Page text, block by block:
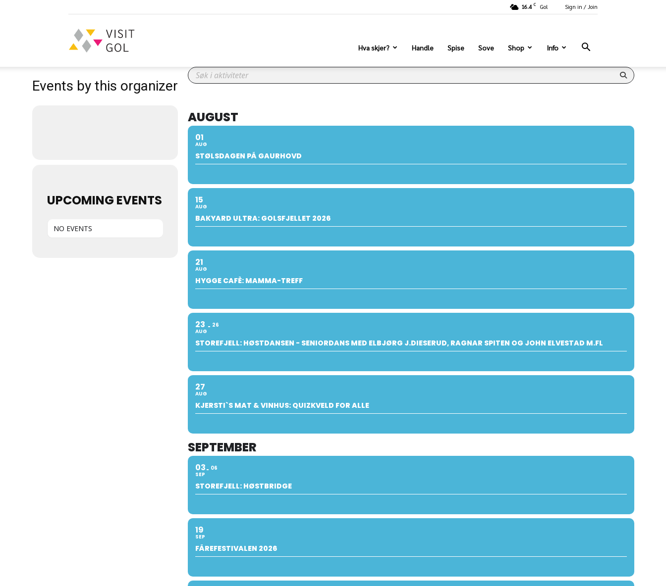
16.4 C Gol Sign in / Join
Gol
Hva skjer? Handle Spise Sove Shop Info
Events by this organizer
UPCOMING EVENTS
NO EVENTS
AUGUST
01
AUG
STØLSDAGEN PÅ GAURHOVD
15
AUG
BAKYARD ULTRA: GOLSFJELLET 2026
21
AUG
HYGGE CAFÈ: MAMMA-TREFF
23
AUG
26
STOREFJELL: HØSTDANSEN - SENIORDANS MED ELBJØRG J.DIESERUD, RAGNAR SPITEN OG JOHN ELVESTAD M.FL
27
AUG
KJERSTI`S MAT & VINHUS: QUIZKVELD FOR ALLE
SEPTEMBER
03
SEP
06
STOREFJELL: HØSTBRIDGE
19
SEP
FÅREFESTIVALEN 2026